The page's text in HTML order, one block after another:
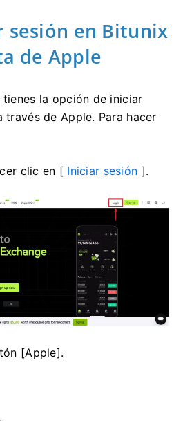
sesión en Bitunix
de Apple
la opción de iniciar
través de Apple. Para hacer
clic en [ Iniciar sesión ].
[Apple].